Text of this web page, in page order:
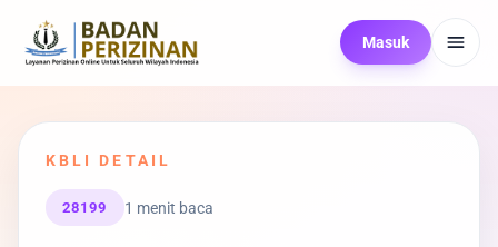
Masuk
KBLI DETAIL
28199 1 menit baca